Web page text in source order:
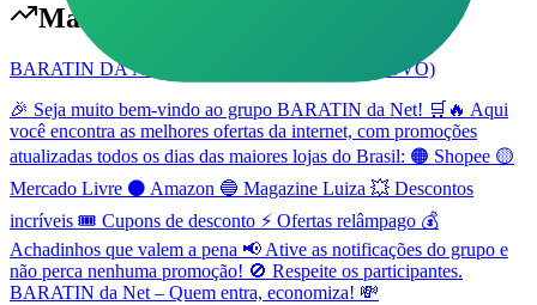
Mais populares em
BARATIN DA NET (ACHADINHOS) #001 (NOVO)
🎉 Seja muito bem-vindo ao grupo BARATIN da Net! 🛒🔥 Aqui
você encontra as melhores ofertas da internet, com promoções
atualizadas todos os dias das maiores lojas do Brasil: 🟠 Shopee 🟡
Mercado Livre ⚫ Amazon 🔵 Magazine Luiza 💥 Descontos
incríveis 🎟️ Cupons de desconto ⚡ Ofertas relâmpago 💰
Achadinhos que valem a pena 📢 Ative as notificações do grupo e
não perca nenhuma promoção! 🚫 Respeite os participantes.
BARATIN da Net – Quem entra, economiza! 💸